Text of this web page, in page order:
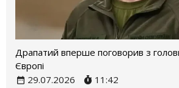
Драпатий вперше поговорив з
Європі
29.07.2026
11:42